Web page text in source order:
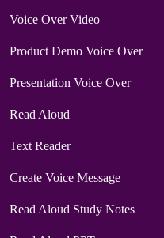
Voice Over Video
Product Demo Voice Over
Presentation Voice Over
Read Aloud
Text Reader
Create Voice Message
Read Aloud Study Notes